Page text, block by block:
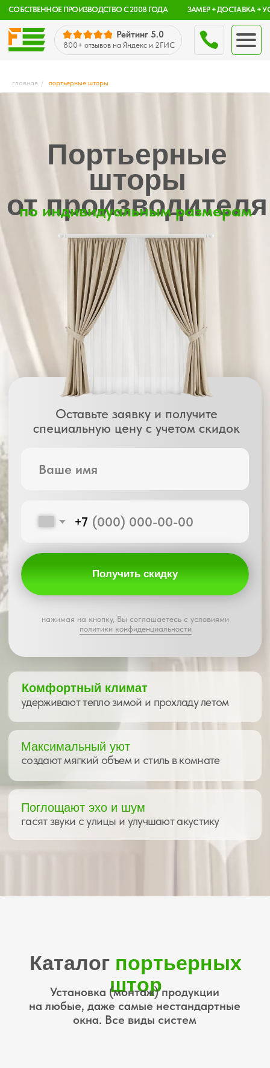
ежедневно с 9:00 до
CОБСТВЕННОЕ ПРОИЗВОДСТВО С 2008 ГОДА ЗАМЕР + ДОСТАВКА + УСТАНОВКА — «ПОД КЛЮЧ» С
Рейтинг 5.0
800+ отзывовна Яндекс и 2ГИС
главная / портьерные шторы
от производителя
Оставьте заявку и получите
специальную цену с учетом скидок
по индивидуальным размерам
удерживают тепло зимой и прохладу летом
гасят звуки с улицы и улучшают акустику
Поглощают эхо и шум
создают мягкий объем и стиль в комнате
Каталогпортьерных
штор
Установка (монтаж) продукции
окна. Все виды систем